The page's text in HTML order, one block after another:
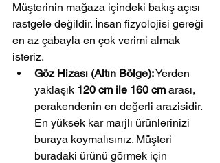
Müşterinin mağaza içindeki bakış açısı
rastgele değildir. İnsan fizyolojisi gereği
en az çabayla en çok verimi almak
isteriz.
Göz Hizası (Altın Bölge): Yerden
yaklaşık 120 cm ile 160 cm arası,
perakendenin en değerli arazisidir.
En yüksek kar marjlı ürünlerinizi
buraya koymalısınız. Müşteri
buradaki ürünü görmek için